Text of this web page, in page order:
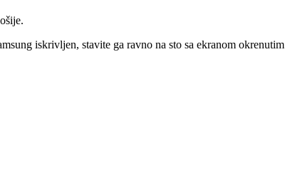
iskrivljen, stavite ga ravno na sto sa ekranom